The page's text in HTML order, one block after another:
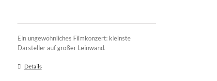
Ein ungewöhnliches Filmkonzert: kleinste
Darsteller auf großer Leinwand.
Details